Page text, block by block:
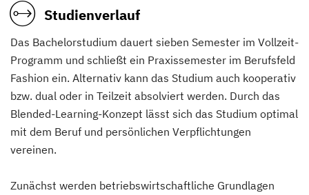
Studienverlauf
Das Bachelorstudium dauert sieben Semester im Vollzeit-
Programm und schließt ein Praxissemester im Berufsfeld
Fashion ein. Alternativ kann das Studium auch kooperativ
bzw. dual oder in Teilzeit absolviert werden. Durch das
Blended-Learning-Konzept lässt sich das Studium optimal
mit dem Beruf und persönlichen Verpflichtungen
vereinen.
Zunächst werden betriebswirtschaftliche Grundlagen